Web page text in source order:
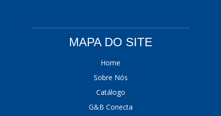
MAPA DO SITE
Home
Sobre Nós
Catálogo
G&B Conecta